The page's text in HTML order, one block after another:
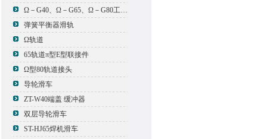
Ω－G40、Ω－G65、Ω－G80工具滑车
弹簧平衡器滑轨
Ω轨道
65轨道π型E型联接件
Ω型80轨道接头
导轮滑车
ZT-W40端盖 缓冲器
双层导轮滑车
ST-HJ65焊机滑车